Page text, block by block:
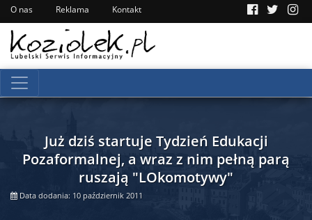
O nas Reklama Kontakt
Już dziś startuje Tydzień Edukacji
Pozaformalnej, a wraz z nim pełną parą
ruszają "LOkomotywy"
Data dodania: 10 październik 2011